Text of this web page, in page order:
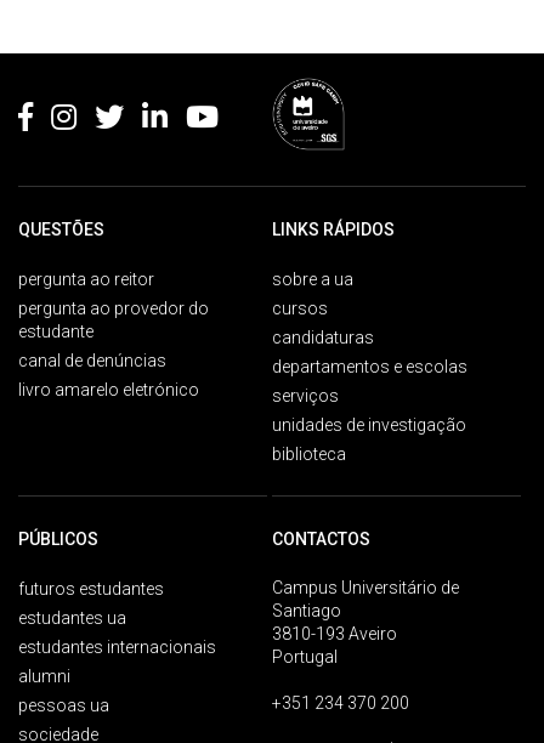
QUESTÕES
pergunta ao reitor
pergunta ao provedor do
estudante
canal de denúncias
livro amarelo eletrónico
LINKS RÁPIDOS
sobre a ua
cursos
candidaturas
departamentos e escolas
serviços
unidades de investigação
biblioteca
PÚBLICOS
futuros estudantes
estudantes ua
estudantes internacionais
alumni
pessoas ua
sociedade
CONTACTOS
Campus Universitário de
Santiago
3810-193 Aveiro
Portugal
+351 234 370 200